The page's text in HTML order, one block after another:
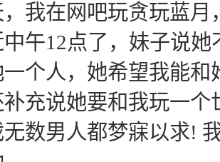
，我在网吧玩贪玩蓝
午12点了，妹子说
一个人，她希望我能
补充说她要和我玩一
无数男人都梦寐以求!